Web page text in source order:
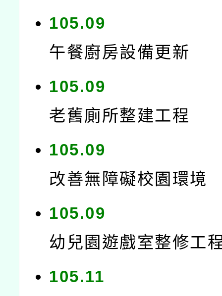
105.09
午餐廚房設備更新
105.09
老舊廁所整建工程
105.09
改善無障礙校園環境
105.09
幼兒園遊戲室整修工
105.11